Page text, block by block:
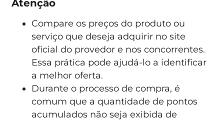
Atenção
Compare os preços do produto ou
serviço que deseja adquirir no site
oficial do provedor e nos concorrentes.
Essa prática pode ajudá-lo a identificar
a melhor oferta.
Durante o processo de compra, é
comum que a quantidade de pontos
acumulados não seja exibida de